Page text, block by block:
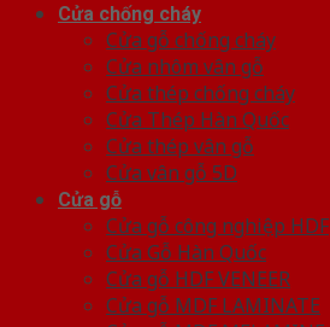
Cửa chống cháy
Cửa gỗ chống cháy
Cửa nhôm vân gỗ
Cửa thép chống cháy
Cửa Thép Hàn Quốc
Cửa thép vân gỗ
Cửa vân gỗ 5D
Cửa gỗ
Cửa gỗ công nghiệp HDF
Cửa Gỗ Hàn Quốc
Cửa gỗ HDF VENEER
Cửa gỗ MDF LAMINATE